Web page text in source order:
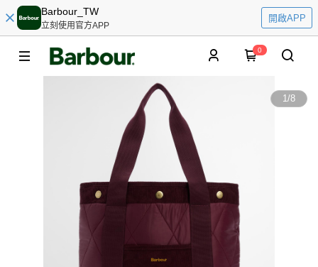
Barbour_TW
立刻使用官方APP
開啟APP
0
1/8